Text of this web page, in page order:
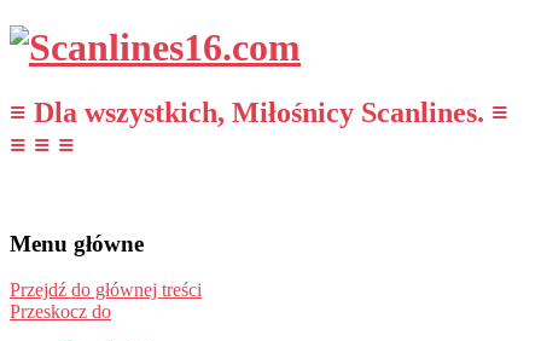
≡ Dla wszystkich, Miłośnicy Scanlines. ≡
≡ ≡ ≡
Menu główne
Przejdź do głównej treści
Przeskocz do